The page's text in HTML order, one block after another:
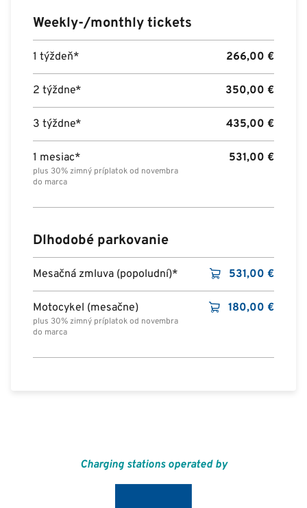
Weekly-/monthly tickets
1 týždeň* 266,00 €
2 týždne* 350,00 €
3 týždne* 435,00 €
1 mesiac*
plus 30% zimný príplatok od novembra
do marca
531,00 €
Dlhodobé parkovanie
Mesačná zmluva (popoludní)* 531,00 €
Motocykel (mesačne)
plus 30% zimný príplatok od novembra
do marca
180,00 €
Charging stations operated by